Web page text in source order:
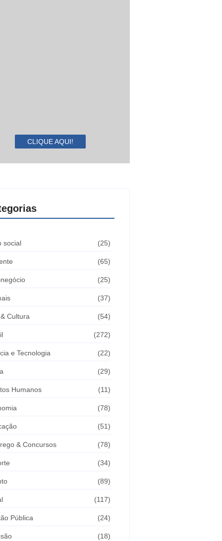
CLIQUE AQUI!
social (25)
(65)
(25)
(37)
Cultura (54)
(272)
e Tecnologia (22)
(29)
Humanos (11)
(78)
(51)
& Concursos (78)
(34)
(89)
(117)
Pública (24)
(18)